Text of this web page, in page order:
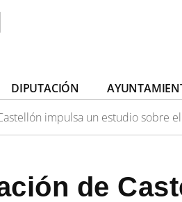
DIPUTACIÓN
impulsa un estudio sobre
de